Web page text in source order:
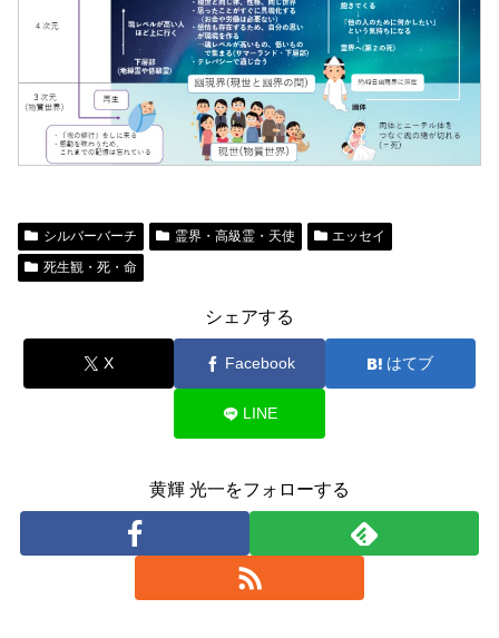
シルバーバーチ 霊界・高級霊・天使
エッセイ
死生観・死・命
シェアする
X Facebook はてブ
LINE
黄輝 光一をフォローする